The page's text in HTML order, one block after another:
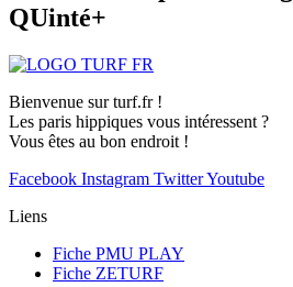
QUinté+
Bienvenue sur turf.fr !
Les paris hippiques vous intéressent ?
Vous êtes au bon endroit !
Facebook Instagram TwitterYoutube
Liens
Fiche PMU PLAY
Fiche ZETURF